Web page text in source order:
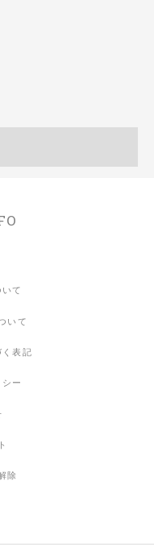
て
いて
く表記
ー
除